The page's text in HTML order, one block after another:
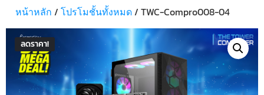
หน้าหลัก / โปรโมชั้นทั้งหมด/ TWC-Compro008-04
ลดราคา!